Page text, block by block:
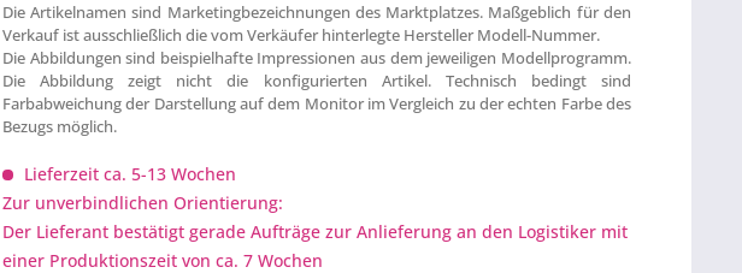
Die Artikelnamen sind Marketingbezeichnungen des Marktplatzes. Maßgeblich für den
Verkauf ist ausschließlich die vom Verkäufer hinterlegte Hersteller Modell-Nummer.
Die Abbildungen sind beispielhafte Impressionen aus dem jeweiligen Modellprogramm.
Die Abbildung zeigt nicht die konfigurierten Artikel. Technisch bedingt sind
Farbabweichung der Darstellung auf dem Monitor im Vergleich zu der echten Farbe des
Bezugs möglich.
Lieferzeit ca. 5-13 Wochen
Zur unverbindlichen Orientierung:
Der Lieferant bestätigt gerade Aufträge zur Anlieferung an den Logistiker mit
einer Produktionszeit von ca. 7 Wochen